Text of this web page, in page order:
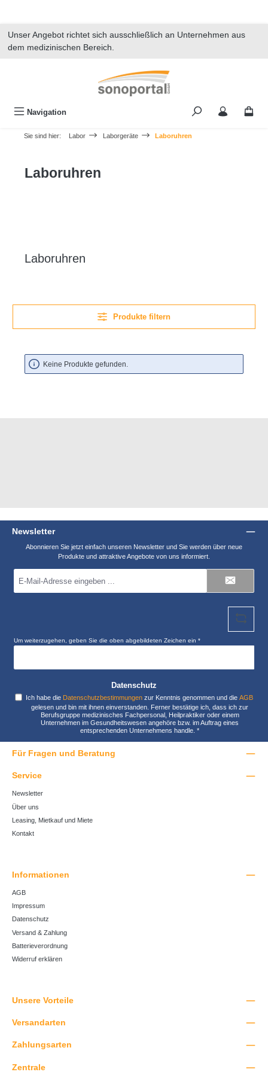
Unser Angebot richtet sich ausschließlich an Unternehmen aus
dem medizinischen Bereich.
Navigation
Sie sind hier: Labor Laborgeräte Laboruhren
Laboruhren
Laboruhren
Produkte filtern
Keine Produkte gefunden.
Newsletter
Abonnieren Sie jetzt einfach unseren Newsletter und Sie werden über neue
Produkte und attraktive Angebote von uns informiert.
Mail-
Um weiterzugehen, geben Sie die oben abgebildeten Zeichen ein*
Datenschutz
Ich habe die Datenschutzbestimmungen zur Kenntnis genommen und dieAGB
gelesen und bin mit ihnen einverstanden. Ferner bestätige ich, dass ich zur
Berufsgruppe medizinisches Fachpersonal, Heilpraktiker oder einem
Unternehmen im Gesundheitswesen angehöre bzw. im Auftrag eines
entsprechenden Unternehmens handle.*
Für Fragen und Beratung
Unsere Vorteile
Zentrale
Service
Newsletter
Über uns
Leasing, Mietkauf und Miete
Kontakt
Informationen
AGB
Impressum
Datenschutz
Versand & Zahlung
Batterieverordnung
Widerruf erklären
Versandarten
Zahlungsarten